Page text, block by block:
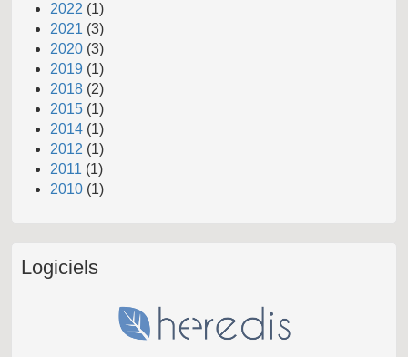
2022 (1)
2021 (3)
2020 (3)
2019 (1)
2018 (2)
2015 (1)
2014 (1)
2012 (1)
2011 (1)
2010 (1)
Logiciels